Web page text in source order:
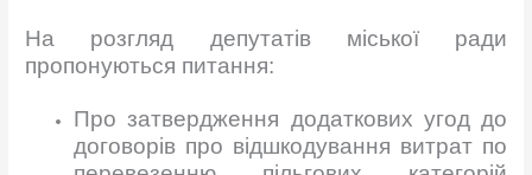
На розгляд депутатів міської ради
пропонуються питання:
Про затвердження додаткових угод до
договорів про відшкодування витрат по